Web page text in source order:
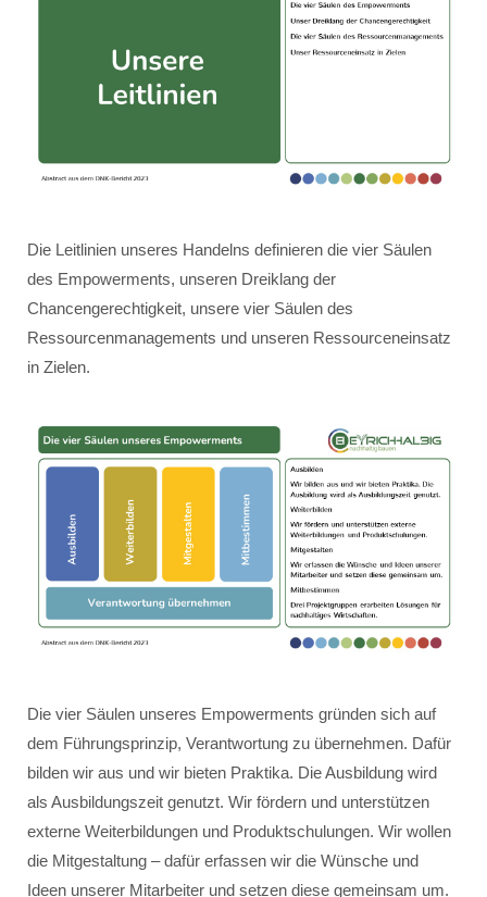
Die Leitlinien unseres Handelns definieren die vier Säulen
des Empowerments, unseren Dreiklang der
Chancengerechtigkeit, unsere vier Säulen des
Ressourcenmanagements und unseren Ressourceneinsatz
in Zielen.
Die vier Säulen unseres Empowerments gründen sich auf
dem Führungsprinzip, Verantwortung zu übernehmen. Dafür
bilden wir aus und wir bieten Praktika. Die Ausbildung wird
als Ausbildungszeit genutzt. Wir fördern und unterstützen
externe Weiterbildungen und Produktschulungen. Wir wollen
die Mitgestaltung – dafür erfassen wir die Wünsche und
Ideen unserer Mitarbeiter und setzen diese gemeinsam um.